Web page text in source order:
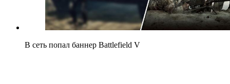
В сеть попал баннер Battlefield V